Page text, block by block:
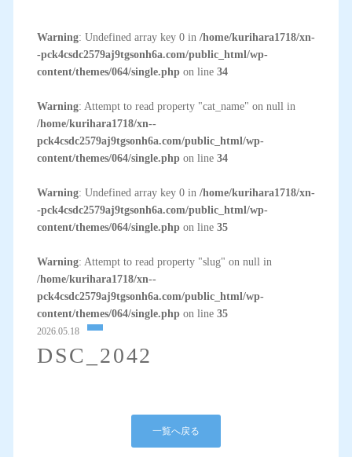
Warning: Undefined array key 0 in /home/kurihara1718/xn-
-pck4csdc2579aj9tgsonh6a.com/public_html/wp-
content/themes/064/single.phpon line 34
Warning: Attempt to read property "cat_name" on null in
/home/kurihara1718/xn--
pck4csdc2579aj9tgsonh6a.com/public_html/wp-
content/themes/064/single.phpon line 34
Warning: Undefined array key 0 in /home/kurihara1718/xn-
-pck4csdc2579aj9tgsonh6a.com/public_html/wp-
content/themes/064/single.phpon line 35
Warning: Attempt to read property "slug" on null in
/home/kurihara1718/xn--
pck4csdc2579aj9tgsonh6a.com/public_html/wp-
content/themes/064/single.phpon line 35
2026.05.18
DSC_2042
一覧へ戻る